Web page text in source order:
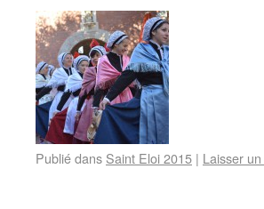
Publié dans Saint Eloi 2015 | Laisser